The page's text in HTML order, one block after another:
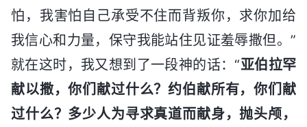
怕，我害怕自己承受不住而背叛你，求你加给
我信心和力量，保守我能站住见证羞辱撒但。”
就在这时，我又想到了一段神的话：“亚伯拉罕
献以撒，你们献过什么？约伯献所有，你们献
过什么？多少人为寻求真道而献身，抛头颅，